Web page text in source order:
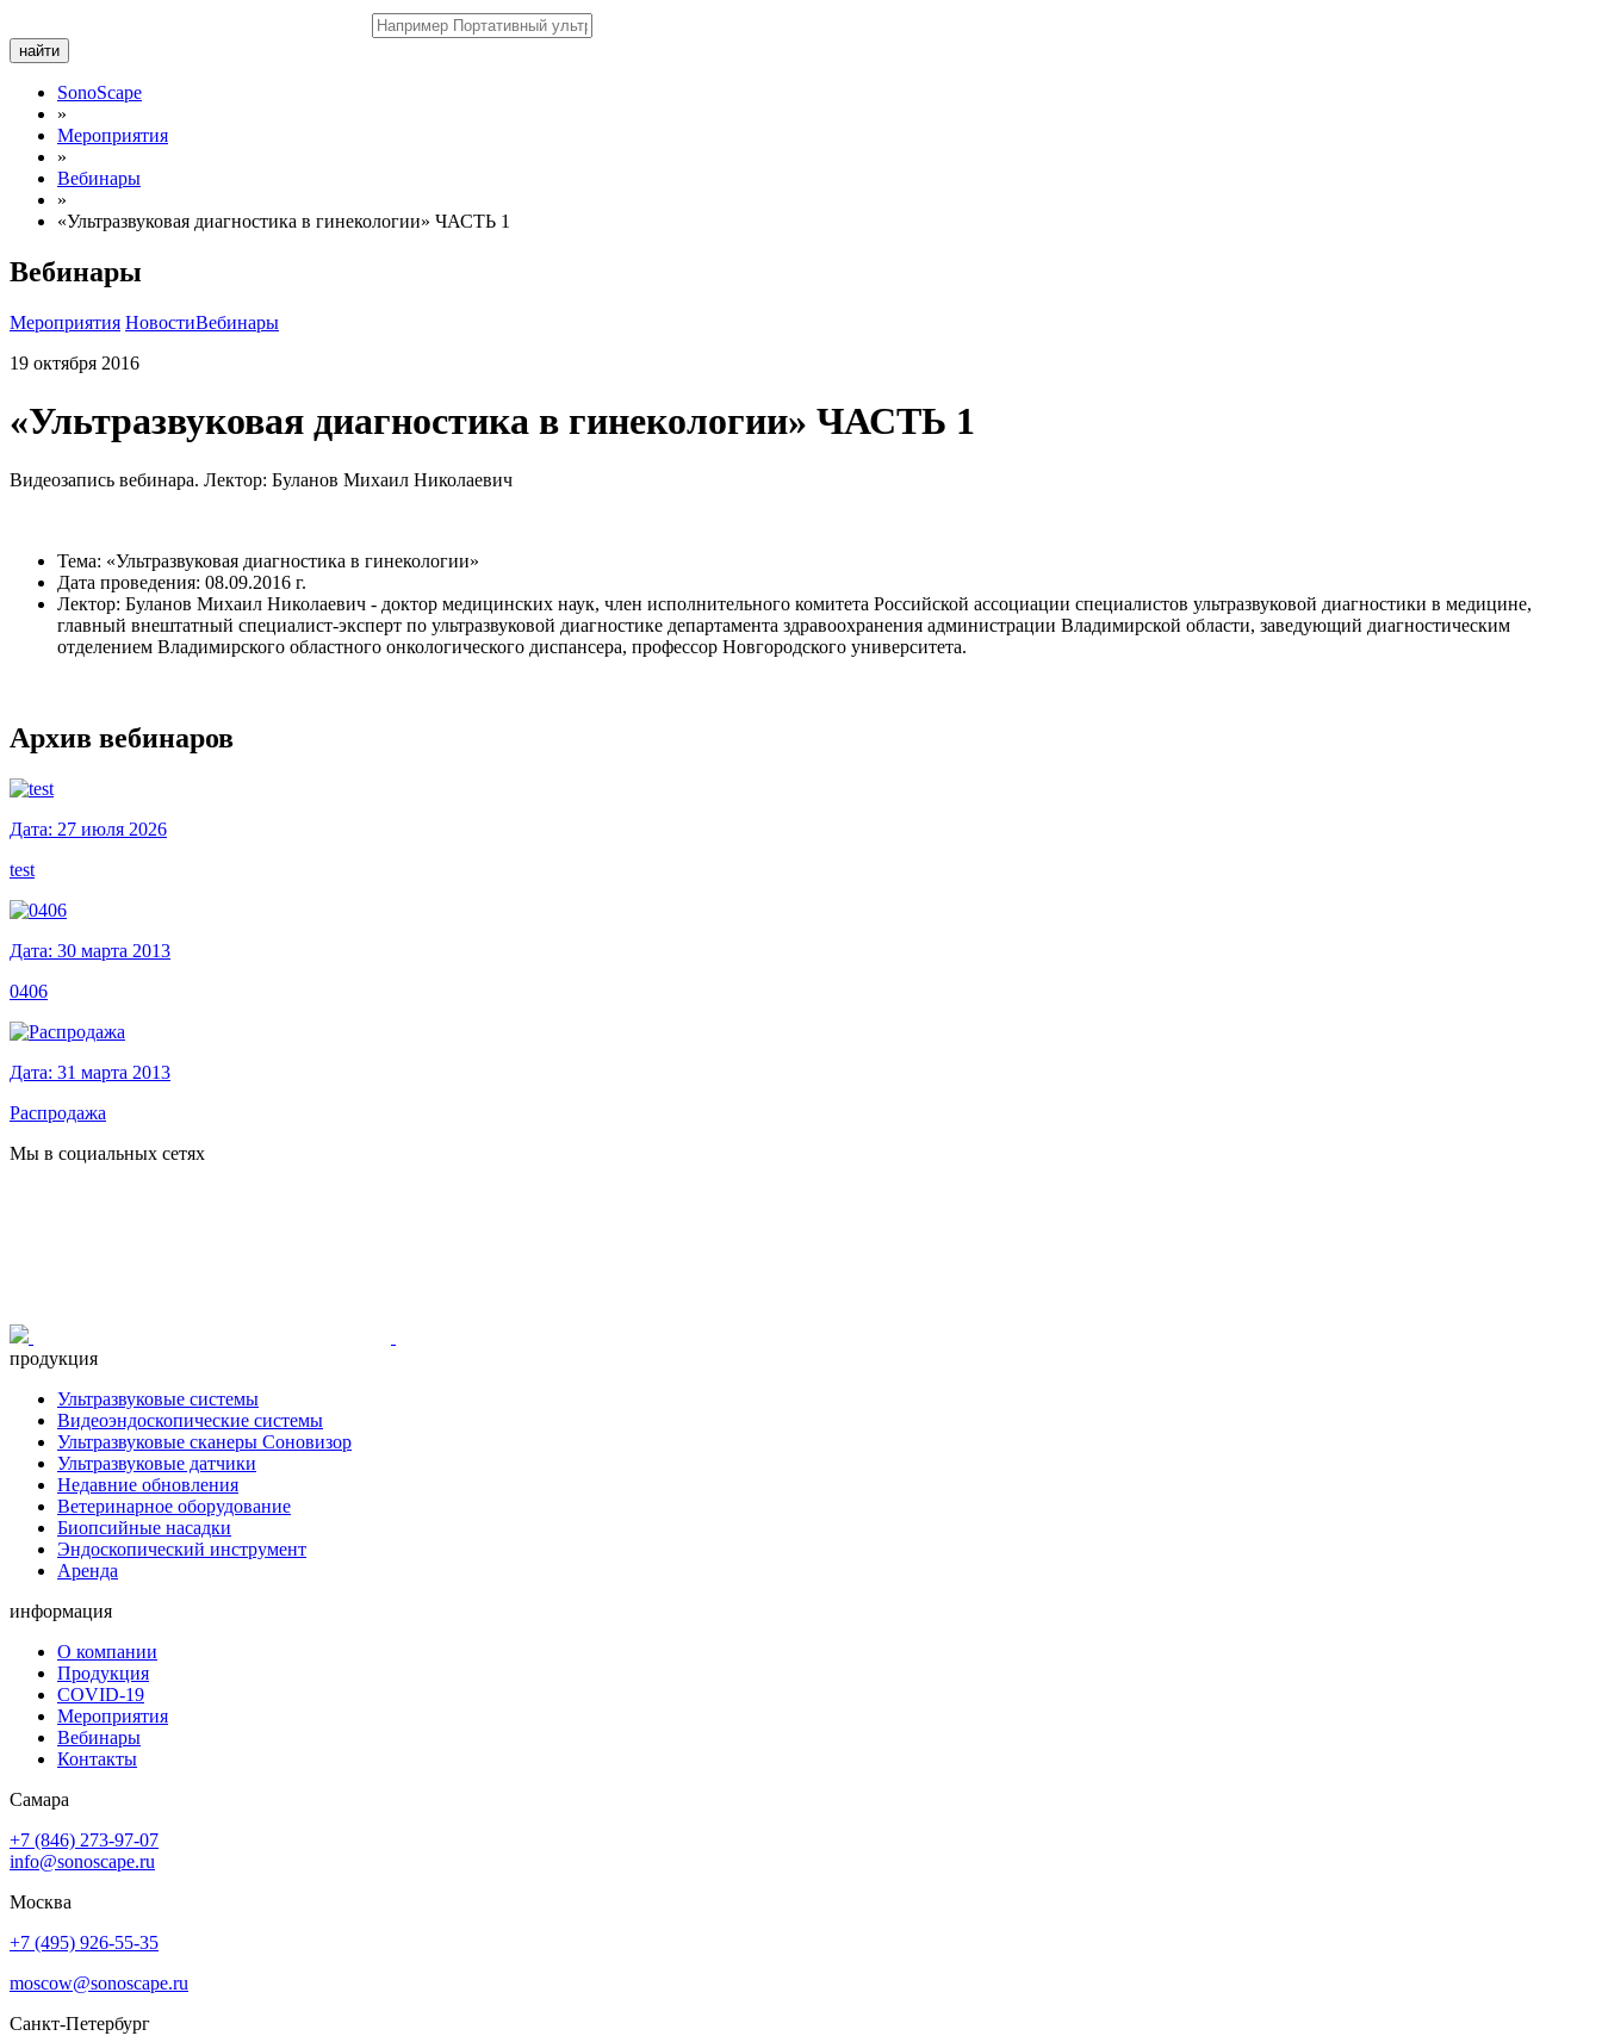
найти
SonoScape
»
Мероприятия
»
Вебинары
»
«Ультразвуковая диагностика в гинекологии» ЧАСТЬ 1
Вебинары
Мероприятия НовостиВебинары
19 октября 2016
«Ультразвуковая диагностика в гинекологии» ЧАСТЬ 1
Видеозапись вебинара. Лектор: Буланов Михаил Николаевич
Тема: «Ультразвуковая диагностика в гинекологии»
Дата проведения: 08.09.2016 г.
Лектор: Буланов Михаил Николаевич - доктор медицинских наук, член исполнительного комитета Российской ассоциации специалистов ультразвуковой диагностики в медицине,
главный внештатный специалист-эксперт по ультразвуковой диагностике департамента здравоохранения администрации Владимирской области, заведующий диагностическим
отделением Владимирского областного онкологического диспансера, профессор Новгородского университета.
Архив вебинаров
Дата: 27 июля 2026
test
Дата: 30 марта 2013
0406
Дата: 31 марта 2013
Распродажа
Мы в социальных сетях
продукция
Ультразвуковые системы
Видеоэндоскопические системы
Ультразвуковые сканеры Соновизор
Ультразвуковые датчики
Недавние обновления
Ветеринарное оборудование
Биопсийные насадки
Эндоскопический инструмент
Аренда
информация
О компании
Продукция
COVID-19
Мероприятия
Вебинары
Контакты
Самара
+7 (846) 273-97-07
info@sonoscape.ru
Москва
+7 (495) 926-55-35
moscow@sonoscape.ru
Санкт-Петербург